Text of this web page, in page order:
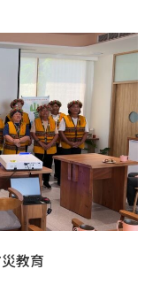
教育